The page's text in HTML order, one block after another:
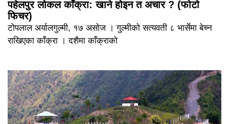
पहेलपुर लोकल काँक्रा: खाने होइन त अचार ? (फोटो
फिचर)
टोपलाल अर्यालगुल्मी, १७ असोज । गुल्मीको सत्यवती ८ भार्सेमा बेच्न
राखिएका काँक्रा । दशैमा काँक्राको